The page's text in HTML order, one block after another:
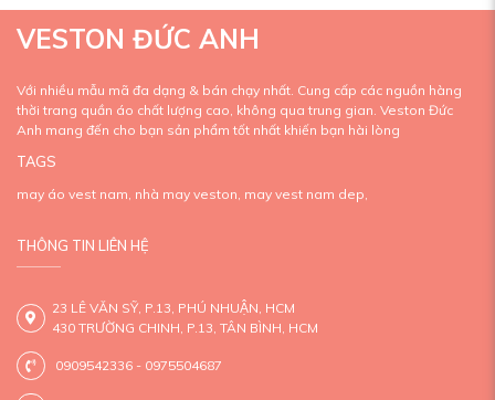
VESTON ĐỨC ANH
Với nhiều mẫu mã đa dạng & bán chạy nhất. Cung cấp các nguồn hàng
thời trang quần áo chất lượng cao, không qua trung gian. Veston Đức
Anh mang đến cho bạn sản phẩm tốt nhất khiến bạn hài lòng
TAGS
may áo vest nam, nhà may veston, may vest nam dep,
THÔNG TIN LIÊN HỆ
23 LÊ VĂN SỸ, P.13, PHÚ NHUẬN, HCM
430 TRƯỜNG CHINH, P.13, TÂN BÌNH, HCM
0909542336 - 0975504687